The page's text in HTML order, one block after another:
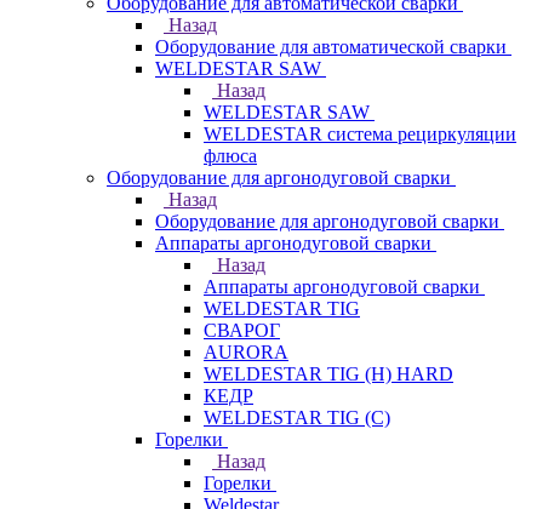
Назад
Оборудование для автоматической сварки
WELDESTAR SAW
Назад
WELDESTAR SAW
WELDESTAR система рециркуляции
флюса
Оборудование для аргонодуговой сварки
Назад
Оборудование для аргонодуговой сварки
Аппараты аргонодуговой сварки
Назад
Аппараты аргонодуговой сварки
WELDESTAR TIG
СВАРОГ
AURORA
WELDESTAR TIG (H) HARD
КЕДР
WELDESTAR TIG (С)
Горелки
Назад
Горелки
Weldestar